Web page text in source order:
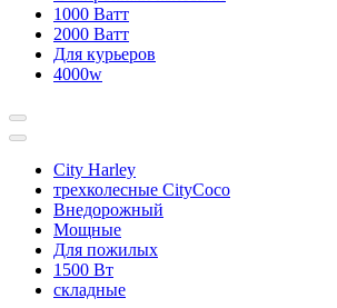
1000 Ватт
2000 Ватт
Для курьеров
4000w
City Harley
трехколесные CityCoco
Внедорожный
Мощные
Для пожилых
1500 Вт
складные